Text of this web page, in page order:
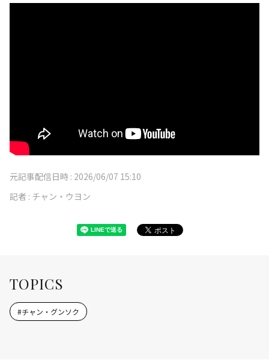
元記事配信日時 : 2026/06/07 15:10
記者 : チャン・ウヨン
TOPICS
#チャン・グンソク